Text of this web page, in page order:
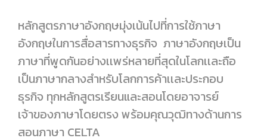
หลักสูตรภาษาอังกฤษมุ่งเน้นไปที่การใช้ภาษา
อังกฤษในการสื่อสารทางธุรกิจ ภาษาอังกฤษเป็น
ภาษาที่พูดกันอย่างเเพร่หลายที่สุดในโลกเเละถือ
เป็นภาษากลางสำหรับโลกการค้าเเละประกอบ
ธุรกิจ ทุกหลักสูตรเรียนและสอนโดยอาจารย์
เจ้าของภาษาโดยตรง พร้อมคุณวุฒิทางด้านการ
สอนภาษา CELTA